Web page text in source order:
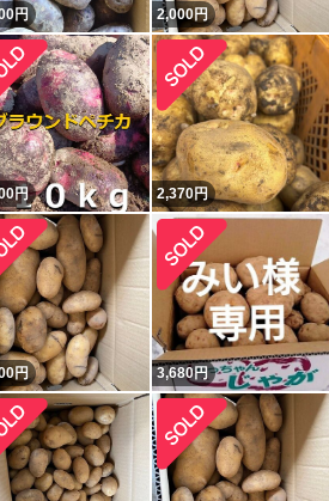
円 2,000円
円 2,370円
円 3,680円